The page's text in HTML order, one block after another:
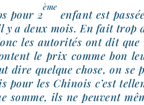
pour 2
ème
enfant est
y a deux mois. En fait trop
les auto­ri­tés ont dit que
le prix comme bon
dire quelque chose, on se
pour les Chinois c’est
somme, ils ne peuvent